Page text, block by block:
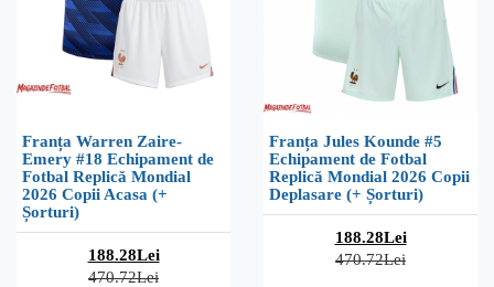
Franța Warren Zaire-
Emery #18 Echipament de
Fotbal Replică Mondial
2026 Copii Acasa (+
Șorturi)
188.28Lei
470.72Lei
Franța Jules Kounde #5
Echipament de Fotbal
Replică Mondial 2026 Copii
Deplasare (+ Șorturi)
188.28Lei
470.72Lei